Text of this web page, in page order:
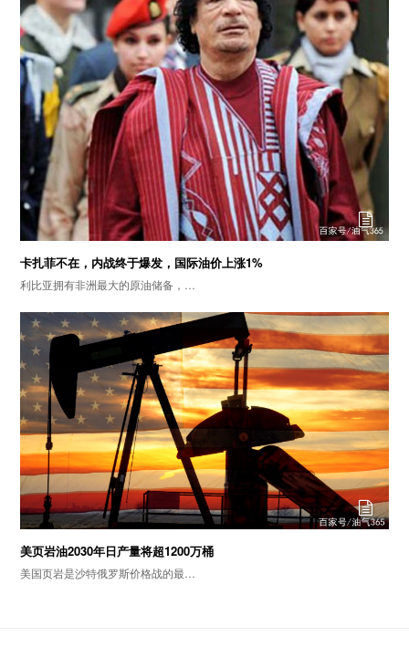
卡扎菲不在，内战终于爆发，国际油价上涨1%
利比亚拥有非洲最大的原油储备，…
美页岩油2030年日产量将超1200万桶
美国页岩是沙特俄罗斯价格战的最…